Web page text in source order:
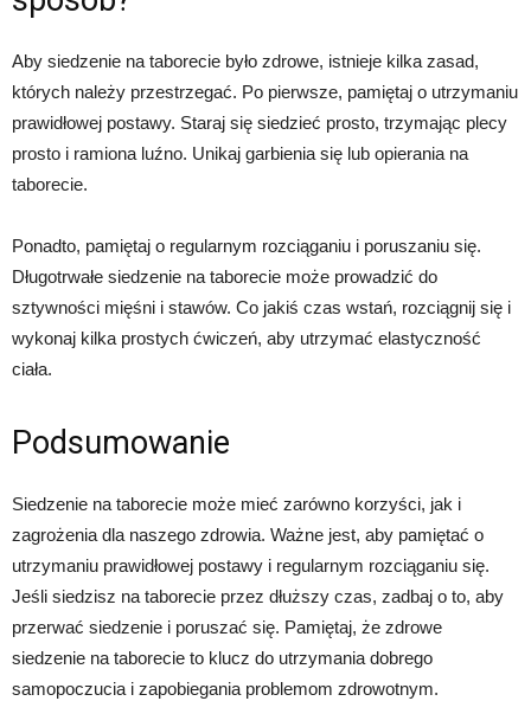
Aby siedzenie na taborecie było zdrowe, istnieje kilka zasad,
których należy przestrzegać. Po pierwsze, pamiętaj o utrzymaniu
prawidłowej postawy. Staraj się siedzieć prosto, trzymając plecy
prosto i ramiona luźno. Unikaj garbienia się lub opierania na
taborecie.
Ponadto, pamiętaj o regularnym rozciąganiu i poruszaniu się.
Długotrwałe siedzenie na taborecie może prowadzić do
sztywności mięśni i stawów. Co jakiś czas wstań, rozciągnij się i
wykonaj kilka prostych ćwiczeń, aby utrzymać elastyczność
ciała.
Podsumowanie
Siedzenie na taborecie może mieć zarówno korzyści, jak i
zagrożenia dla naszego zdrowia. Ważne jest, aby pamiętać o
utrzymaniu prawidłowej postawy i regularnym rozciąganiu się.
Jeśli siedzisz na taborecie przez dłuższy czas, zadbaj o to, aby
przerwać siedzenie i poruszać się. Pamiętaj, że zdrowe
siedzenie na taborecie to klucz do utrzymania dobrego
samopoczucia i zapobiegania problemom zdrowotnym.